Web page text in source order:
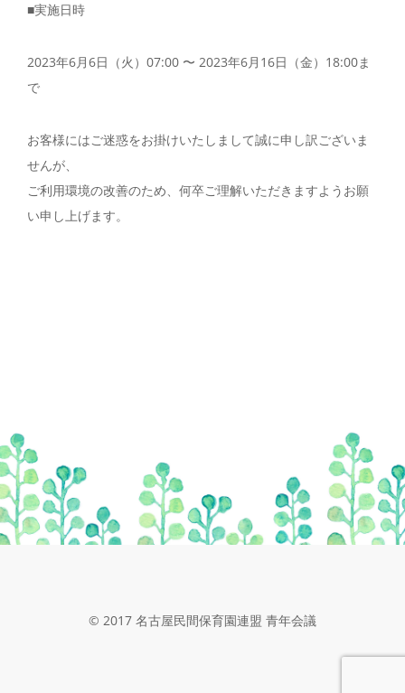
■実施日時
2023年6月6日（火）07:00 〜 2023年6月16日（金）18:00ま
で
お客様にはご迷惑をお掛けいたしまして誠に申し訳ございま
せんが、
ご利用環境の改善のため、何卒ご理解いただきますようお願
い申し上げます。
© 2017 名古屋民間保育園連盟 青年会議